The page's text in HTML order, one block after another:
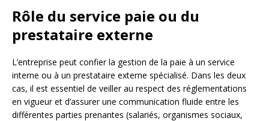
Rôle du service paie ou du
prestataire externe
L’entreprise peut confier la gestion de la paie à un service
interne ou à un prestataire externe spécialisé. Dans les deux
cas, il est essentiel de veiller au respect des réglementations
en vigueur et d’assurer une communication fluide entre les
différentes parties prenantes (salariés, organismes sociaux,